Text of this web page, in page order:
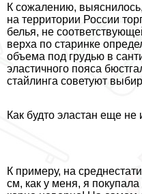
К сожалению,
на территории России
белья, не
верха по старинке
объема под гpyдью в
эластичного пояса
стайлинга советуют
Как будто эластан еще не
К примеру, на
см, как у меня, я